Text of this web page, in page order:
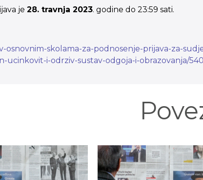
je 28. travnja 2023. godine do 23:59 sati.
osnovnim-skolama-za-podnosenje-prijava-za-
ucinkovit-i-odrziv-sustav-odgoja-i-obrazovanja/